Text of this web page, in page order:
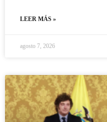
LEER MÁS »
agosto 7, 2026